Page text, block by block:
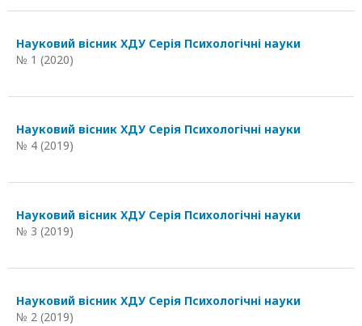
Науковий вісник ХДУ Серія Психологічні науки
№ 1 (2020)
Науковий вісник ХДУ Серія Психологічні науки
№ 4 (2019)
Науковий вісник ХДУ Серія Психологічні науки
№ 3 (2019)
Науковий вісник ХДУ Серія Психологічні науки
№ 2 (2019)